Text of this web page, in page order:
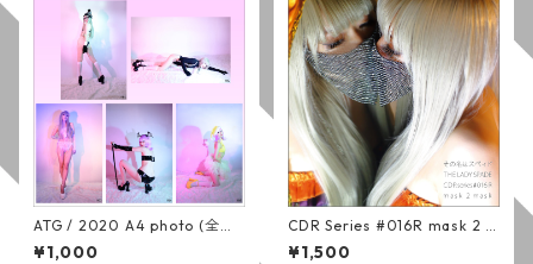
ATG / 2020 A4 photo (全５
種)
¥1,000
CDR Series #016R mask 2 m
ask (通常版)
¥1,500